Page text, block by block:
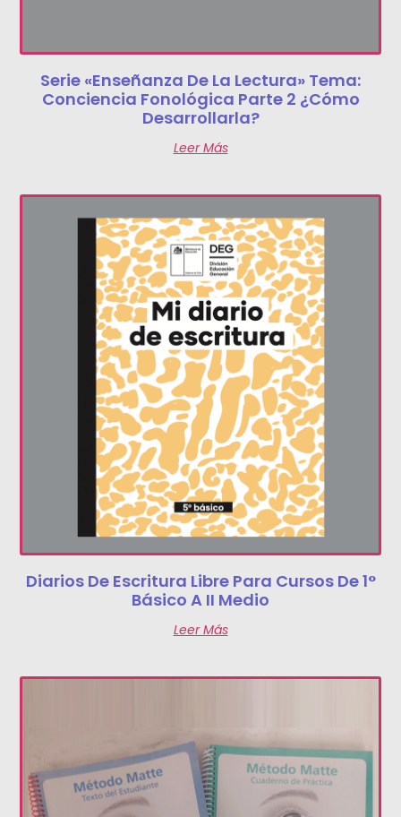
Serie «Enseñanza De La Lectura» Tema:
Conciencia Fonológica Parte 2 ¿Cómo
Desarrollarla?
Leer Más
Diarios De Escritura Libre Para Cursos De 1°
Básico A II Medio
Leer Más